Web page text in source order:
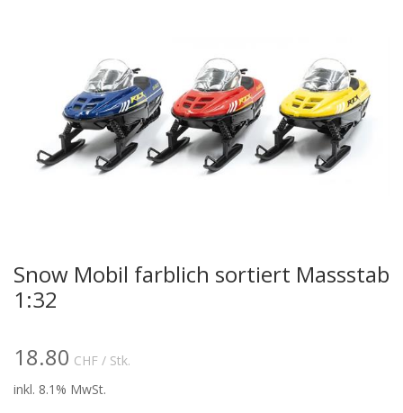
Snow Mobil farblich sortiert Massstab
1:32
18.80 CHF / Stk.
inkl. 8.1% MwSt.